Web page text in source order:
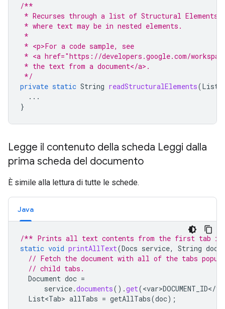
/**
* Recurses through a list of Structural Elements
* where text may be in nested elements.
*
* <p>For a code sample, see
* <a href="https://developers.google.com/
* the text from a document</a>.
*/
private static String readStructuralElements(
...
}
Legge il contenuto della scheda Leggi dalla
prima scheda del documento
È simile alla lettura di tutte le schede.
Java
/** Prints all text contents from the first tab in
static void printAllText(Docs service, String
// Fetch the document with all of the tabs
// child tabs.
Document doc =
service.documents().get(<var>DOCUMENT_ID</
List<Tab> allTabs = getAllTabs(doc);